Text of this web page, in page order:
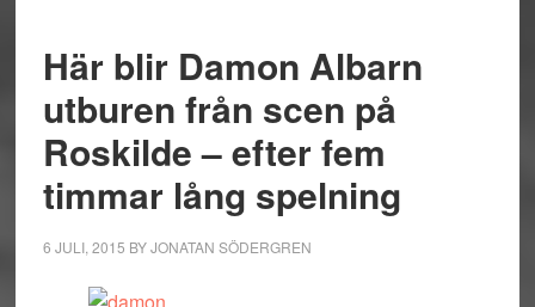
Här blir Damon Albarn
utburen från scen på
Roskilde – efter fem
timmar lång spelning
6 JULI, 2015 BYJONATAN SÖDERGREN